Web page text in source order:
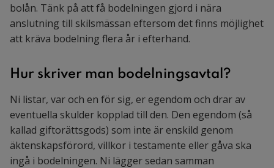
bolån. Tänk på att få bodelningen gjord i nära
anslutning till skilsmässan eftersom det finns möjlighet
att kräva bodelning flera år i efterhand.
Hur skriver man bodelningsavtal?
Ni listar, var och en för sig, er egendom och drar av
eventuella skulder kopplad till den. Den egendom (så
kallad giftorättsgods) som inte är enskild genom
äktenskapsförord, villkor i testamente eller gåva ska
ingå i bodelningen. Ni lägger sedan samman